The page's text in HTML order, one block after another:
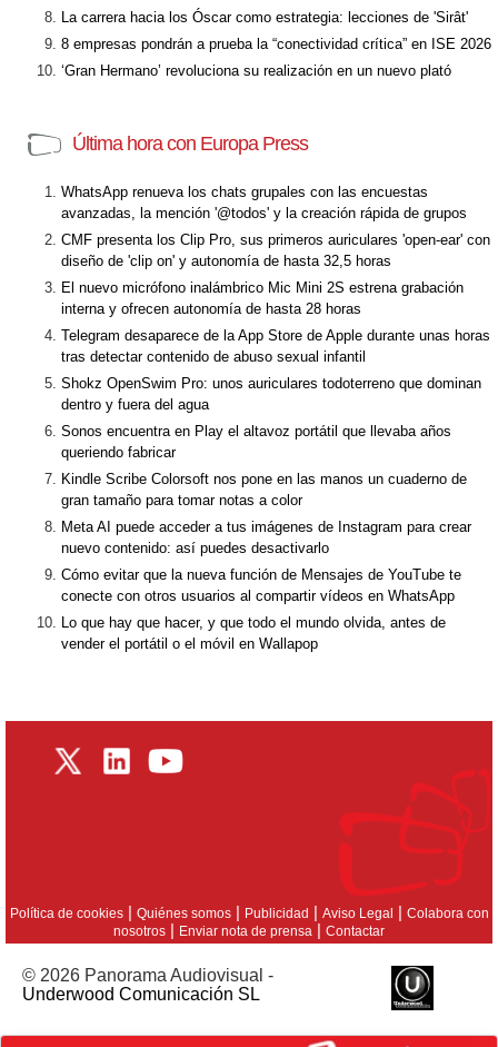
La carrera hacia los Óscar como estrategia: lecciones de 'Sirât'
8 empresas pondrán a prueba la “conectividad crítica” en ISE 2026
‘Gran Hermano’ revoluciona su realización en un nuevo plató
Última hora con Europa Press
WhatsApp renueva los chats grupales con las encuestas
avanzadas, la mención '@todos' y la creación rápida de grupos
CMF presenta los Clip Pro, sus primeros auriculares 'open-ear' con
diseño de 'clip on' y autonomía de hasta 32,5 horas
El nuevo micrófono inalámbrico Mic Mini 2S estrena grabación
interna y ofrecen autonomía de hasta 28 horas
Telegram desaparece de la App Store de Apple durante unas horas
tras detectar contenido de abuso sexual infantil
Shokz OpenSwim Pro: unos auriculares todoterreno que dominan
dentro y fuera del agua
Sonos encuentra en Play el altavoz portátil que llevaba años
queriendo fabricar
Kindle Scribe Colorsoft nos pone en las manos un cuaderno de
gran tamaño para tomar notas a color
Meta AI puede acceder a tus imágenes de Instagram para crear
nuevo contenido: así puedes desactivarlo
Cómo evitar que la nueva función de Mensajes de YouTube te
conecte con otros usuarios al compartir vídeos en WhatsApp
Lo que hay que hacer, y que todo el mundo olvida, antes de
vender el portátil o el móvil en Wallapop
Política de cookies| Quiénes somos| Publicidad | Aviso Legal | Colabora con
nosotros | Enviar nota de prensa | Contactar
© 2026 Panorama Audiovisual -
Underwood Comunicación SL